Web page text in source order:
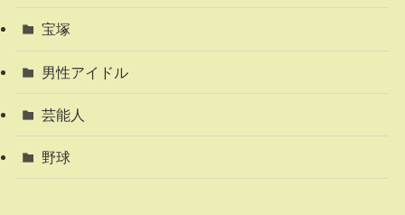
宝塚
男性アイドル
芸能人
野球